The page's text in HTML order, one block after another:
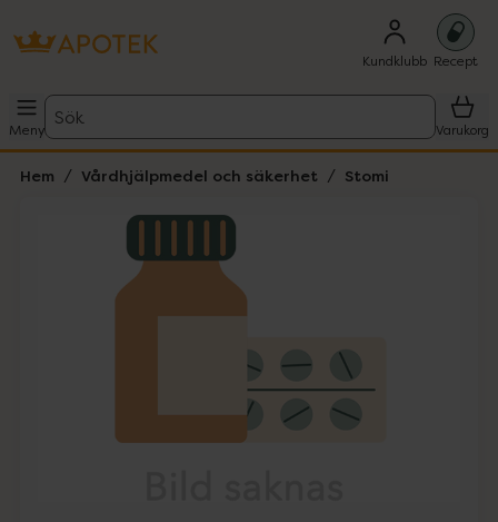
Kundklubb Recept
Meny
Sök
Varukorg
Hem Vårdhjälpmedel och säkerhet Stomi
Lista: . Innehåller 1 objekt.